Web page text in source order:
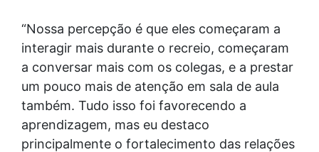
“Nossa percepção é que eles começaram a
interagir mais durante o recreio, começaram
a conversar mais com os colegas, e a prestar
um pouco mais de atenção em sala de aula
também. Tudo isso foi favorecendo a
aprendizagem, mas eu destaco
principalmente o fortalecimento das relações